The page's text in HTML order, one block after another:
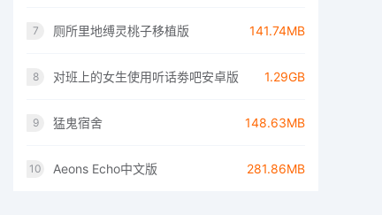
7 厕所里地缚灵桃子移植版 141.74MB
8 对班上的女生使用听话劵吧安卓版 1.29GB
9 猛鬼宿舍 148.63MB
10 Aeons Echo中文版 281.86MB